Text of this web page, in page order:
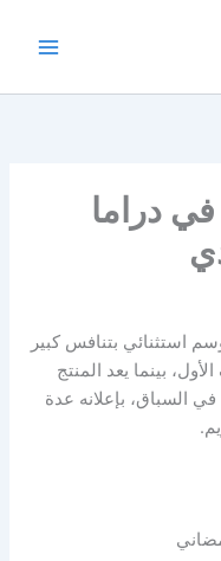
دراما
2026، يبرز موسم استثنائي بتنافس كبير
بينما يعد المنتج
السباق، بإعلانه عدة